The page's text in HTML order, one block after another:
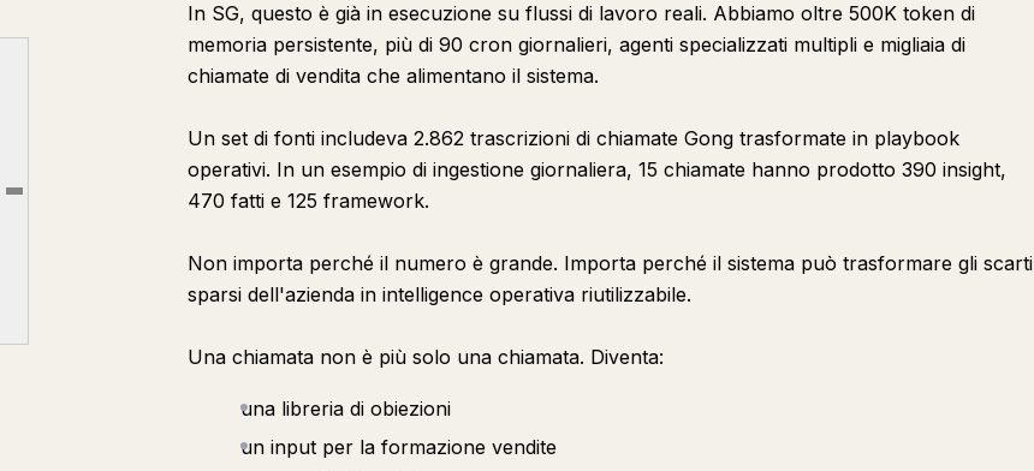
Livello 5: cicli di feedback
In SG, questo è già in esecuzione su flussi di lavoro reali. Abbiamo oltre 500K token di
memoria persistente, più di 90 cron giornalieri, agenti specializzati multipli e migliaia di
chiamate di vendita che alimentano il sistema.
Un set di fonti includeva 2.862 trascrizioni di chiamate Gong trasformate in playbook
operativi. In un esempio di ingestione giornaliera, 15 chiamate hanno prodotto 390 insight,
470 fatti e 125 framework.
Non importa perché il numero è grande. Importa perché il sistema può trasformare gli scarti
sparsi dell'azienda in intelligence operativa riutilizzabile.
Una chiamata non è più solo una chiamata. Diventa:
una libreria di obiezioni
un input per la formazione vendite